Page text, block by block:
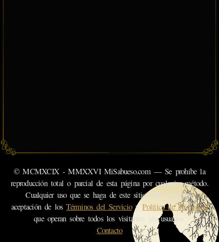
© MCMXCIX - MMXXVI MiSabueso.com — Se prohíbe la
reproducción total o parcial de esta página por cualquier método.
Cualquier uso que se haga de este sitio web constituye
aceptación de losTérminos del ServicioyPolítica de Privacidad
que operan sobre todos los visitantes y/o usuarios.
Contacto